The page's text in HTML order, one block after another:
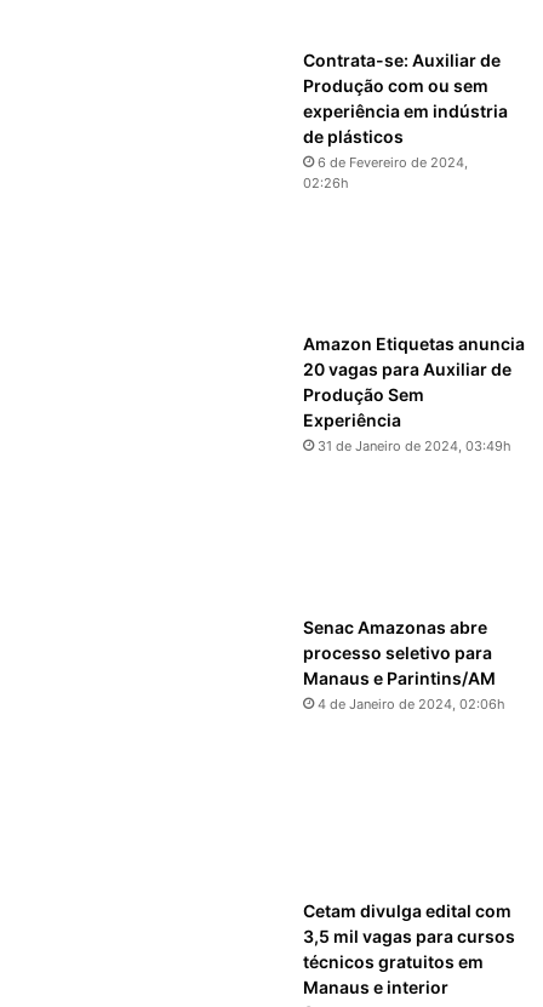
Contrata-se: Auxiliar de
Produção com ou sem
experiência em indústria
de plásticos
6 de Fevereiro de 2024,
02:26h
Amazon Etiquetas anuncia
20 vagas para Auxiliar de
Produção Sem
Experiência
31 de Janeiro de 2024, 03:49h
Senac Amazonas abre
processo seletivo para
Manaus e Parintins/AM
4 de Janeiro de 2024, 02:06h
Cetam divulga edital com
3,5 mil vagas para cursos
técnicos gratuitos em
Manaus e interior